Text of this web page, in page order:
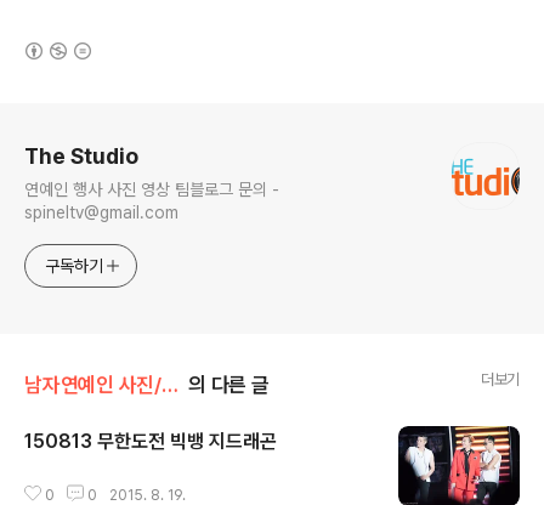
The Studio
연예인 행사 사진 영상 팀블로그 문의 -
spineltv@gmail.com
구독하기
남자연예인 사진/빅뱅 의 다른 글 더보기
150813 무한도전 빅뱅 지드래곤
0 0 2015. 8. 19.